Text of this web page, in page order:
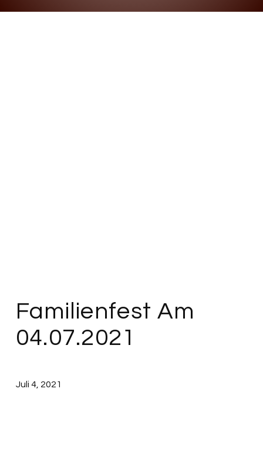
Familienfest Am
04.07.2021
Juli 4, 2021